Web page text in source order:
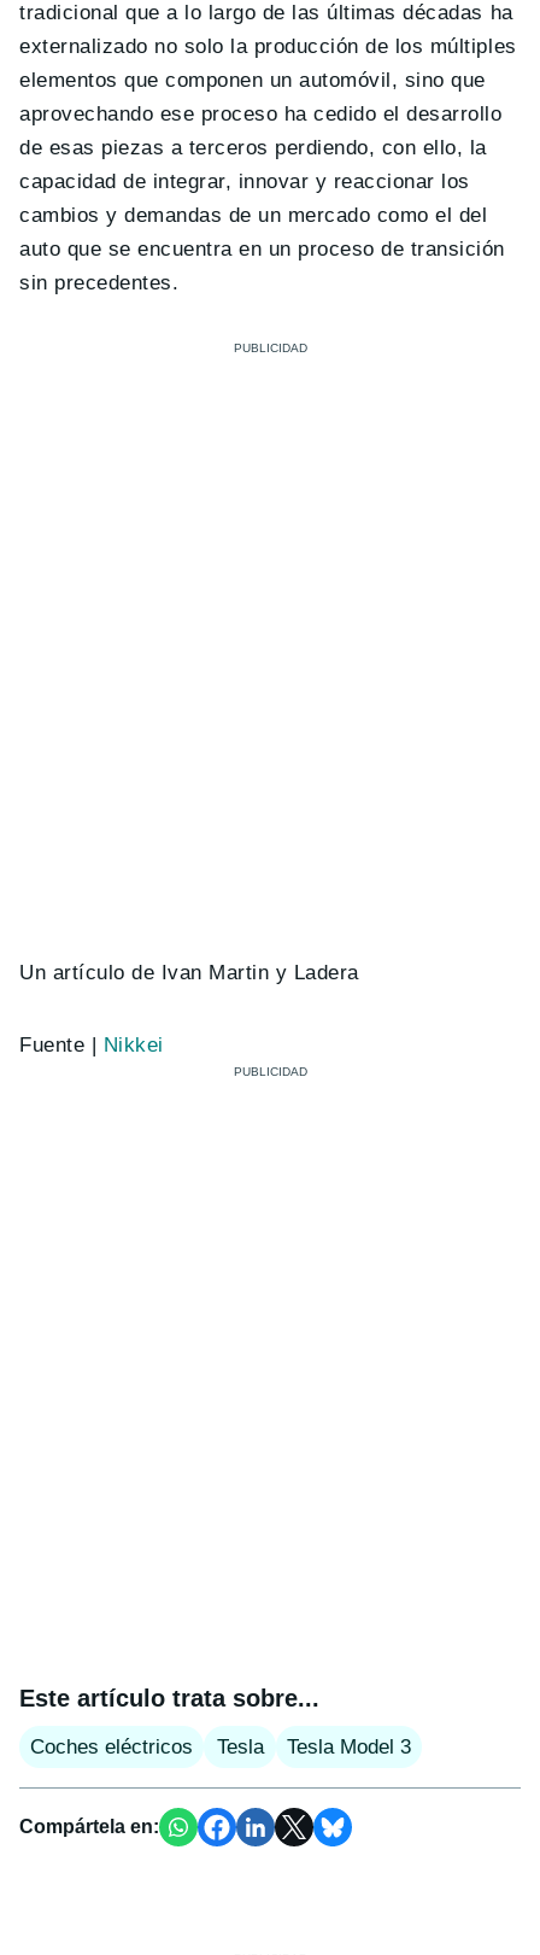
tradicional que a lo largo de las últimas décadas ha
externalizado no solo la producción de los múltiples
elementos que componen un automóvil, sino que
aprovechando ese proceso ha cedido el desarrollo
de esas piezas a terceros perdiendo, con ello, la
capacidad de integrar, innovar y reaccionar los
cambios y demandas de un mercado como el del
auto que se encuentra en un proceso de transición
sin precedentes.
Un artículo de Ivan Martin y Ladera
Fuente | Nikkei
Este artículo trata sobre...
Coches eléctricos Tesla Tesla Model 3
Compártela en: